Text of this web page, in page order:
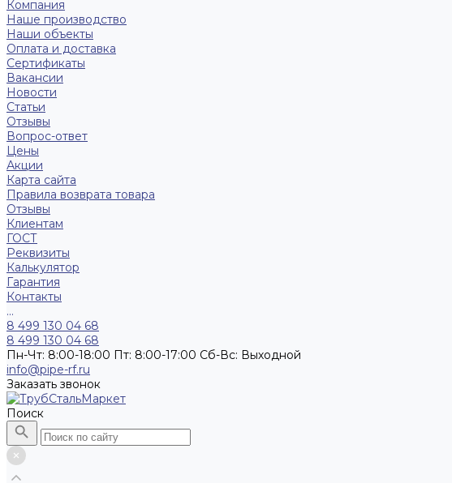
Компания
Наше производство
Наши объекты
Оплата и доставка
Сертификаты
Вакансии
Новости
Статьи
Отзывы
Вопрос-ответ
Цены
Акции
Карта сайта
Правила возврата товара
Отзывы
Клиентам
ГОСТ
Реквизиты
Калькулятор
Гарантия
Контакты
...
8 499 130 04 68
8 499 130 04 68
Пн-Чт: 8:00-18:00 Пт: 8:00-17:00 Сб-Вс: Выходной
info@pipe-rf.ru
Заказать звонок
Поиск